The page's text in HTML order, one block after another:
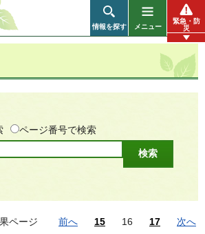
情報を探す メニュー
緊急・防
災
ページ番号で検索
ページ 前へ 15 16 17 次へ